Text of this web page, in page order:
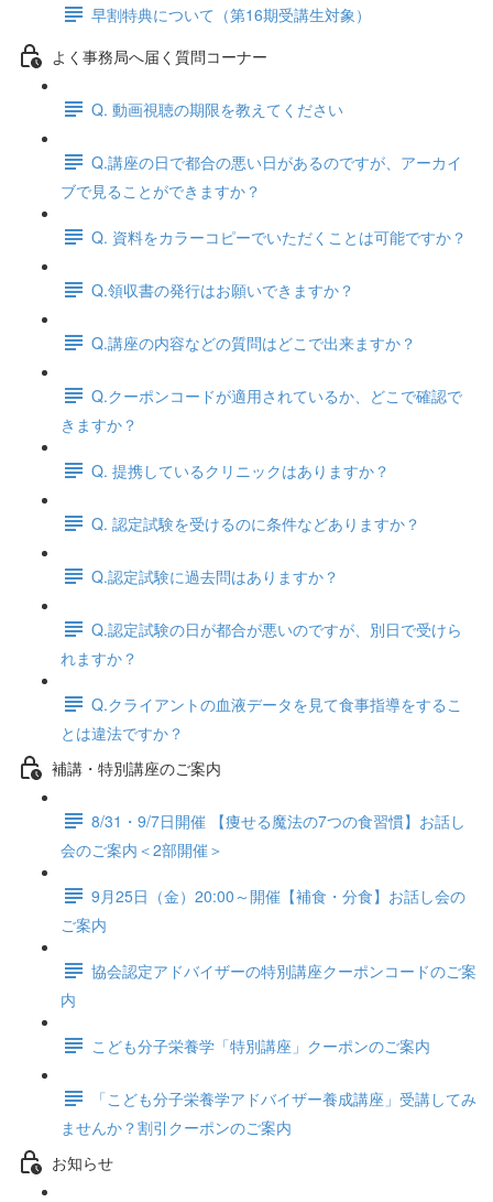
早割特典について（第16期受講生対象）
よく事務局へ届く質問コーナー
Q. 動画視聴の期限を教えてください
Q.講座の日で都合の悪い日があるのですが、アーカイ
ブで見ることができますか？
Q. 資料をカラーコピーでいただくことは可能ですか？
Q.領収書の発行はお願いできますか？
Q.講座の内容などの質問はどこで出来ますか？
Q.クーポンコードが適用されているか、どこで確認で
きますか？
Q. 提携しているクリニックはありますか？
Q. 認定試験を受けるのに条件などありますか？
Q.認定試験に過去問はありますか？
Q.認定試験の日が都合が悪いのですが、別日で受けら
れますか？
Q.クライアントの血液データを見て食事指導をするこ
とは違法ですか？
補講・特別講座のご案内
8/31・9/7日開催 【痩せる魔法の7つの食習慣】お話し
会のご案内＜2部開催＞
9月25日（金）20:00～開催【補食・分食】お話し会の
ご案内
協会認定アドバイザーの特別講座クーポンコードのご案
内
こども分子栄養学「特別講座」クーポンのご案内
「こども分子栄養学アドバイザー養成講座」受講してみ
ませんか？割引クーポンのご案内
お知らせ